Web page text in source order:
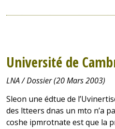
Université de
LNA / Dossier (20 Mars 2003)
Sleon une édtue de
des ltteers dnas un mto n’a
coshe ipmrotnate est que la